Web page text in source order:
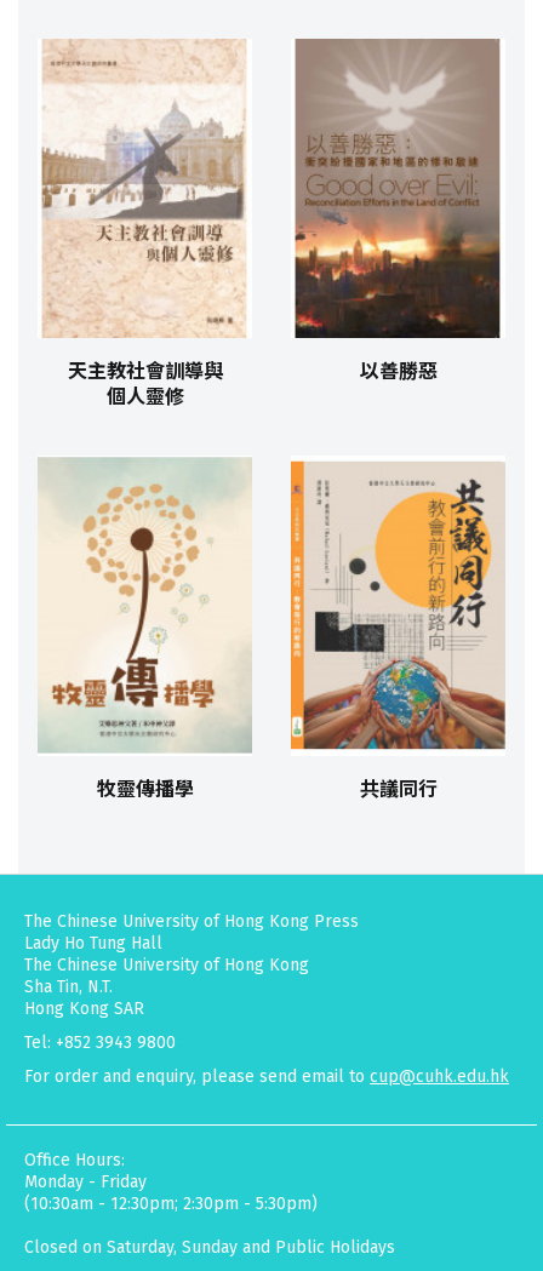
天主教社會訓導與
個人靈修
以善勝惡
牧靈傳播學 共議同行
The Chinese University of Hong Kong Press
Lady Ho Tung Hall
The Chinese University of Hong Kong
Sha Tin, N.T.
Hong Kong SAR
Tel: +852 3943 9800
For order and enquiry, please send email to cup@cuhk.edu.hk
Office Hours:
Monday - Friday
(10:30am - 12:30pm; 2:30pm - 5:30pm)
Closed on Saturday, Sunday and Public Holidays